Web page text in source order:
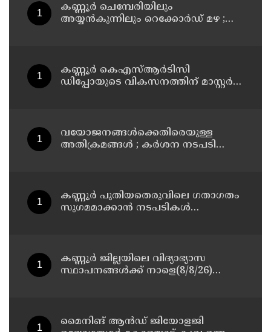
കണ്ണൂർ ചെമ്പേരിയിലും
അയ്യൻകുന്നിലും റെക്കോർഡ് മഴ ;
കണ്ണൂർ കെഎസ്ആർടിസി
ഡിപ്പോയുടെ വികസനത്തിന് മാസ്റ്റർ
വയോജനങ്ങൾക്കെതിരെയുള്ള
അതിക്രമങ്ങൾ ; കർശന നടപടി
കണ്ണൂർ പുതിയതെരുവിലെ ഗതാഗതം
സുഗമമാക്കാന്‍ നടപടികള്‍
കണ്ണൂർ ജില്ലയിലെ വിദ്യാഭ്യാസ
സ്ഥാപനങ്ങള്‍ക്ക് നാളെ(8/8/26)
മൈനിങ് ആൻഡ്​ ജിയോളജി